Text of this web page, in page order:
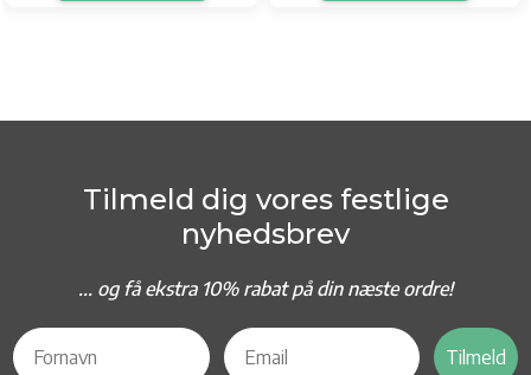
Tilmeld dig vores festlige
nyhedsbrev
... og få ekstra 10% rabat på din næste ordre!
Tilmeld